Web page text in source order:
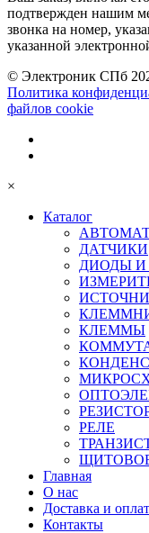
подтвержден нашим
звонка на номер,
указанной
© Электроник СПб
Политика
файлов cookie
×
Каталог
ДАТЧИКИ
ДИОДЫ И
КЛЕММЫ
РЕЛЕ
Главная
О нас
Доставка и
Контакты